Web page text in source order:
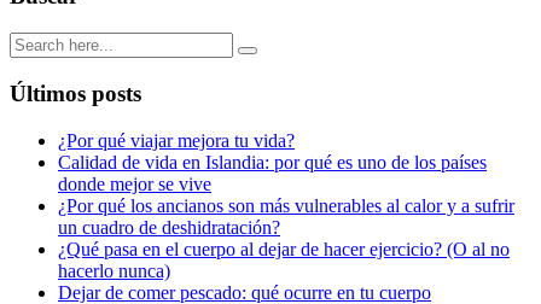
Últimos posts
¿Por qué viajar mejora tu vida?
Calidad de vida en Islandia: por qué es uno de los países
donde mejor se vive
¿Por qué los ancianos son más vulnerables al calor y a sufrir
un cuadro de deshidratación?
¿Qué pasa en el cuerpo al dejar de hacer ejercicio? (O al no
hacerlo nunca)
Dejar de comer pescado: qué ocurre en tu cuerpo